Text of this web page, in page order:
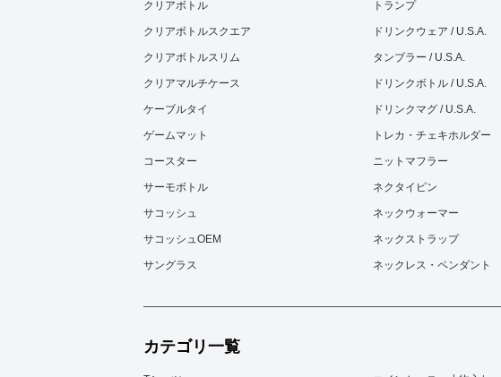
クリアボトル
クリアボトルスクエア
クリアボトルスリム
クリアマルチケース
ケーブルタイ
ゲームマット
コースター
サーモボトル
サコッシュ
サコッシュOEM
サングラス
トランプ
ドリンクウェア / U.S.A.
タンブラー / U.S.A.
ドリンクボトル / U.S.A.
ドリンクマグ / U.S.A.
トレカ・チェキホルダー
ニットマフラー
ネクタイピン
ネックウォーマー
ネックストラップ
ネックレス・ペンダント
カテゴリ一覧